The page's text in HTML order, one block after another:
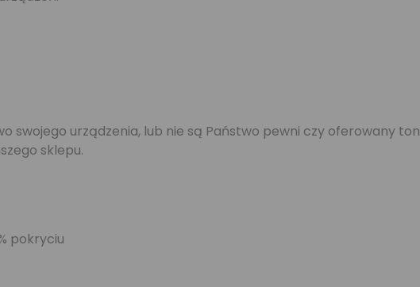
swojego urządzenia, lub nie są Państwo pewni czy oferowany
sklepu.
pokryciu